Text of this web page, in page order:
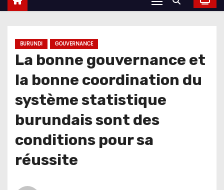
BURUNDI GOUVERNANCE
La bonne gouvernance et
la bonne coordination du
système statistique
burundais sont des
conditions pour sa
réussite